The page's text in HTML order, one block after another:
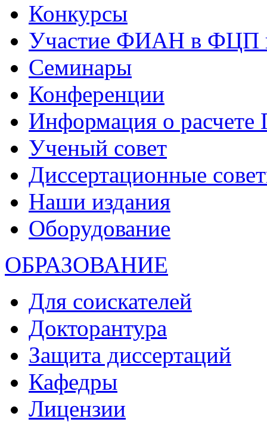
Конкурсы
Участие ФИАН в ФЦП
Семинары
Конференции
Информация о
Ученый совет
Диссертационные
Наши издания
Оборудование
ОБРАЗОВАНИЕ
Для соискателей
Докторантура
Защита диссертаций
Кафедры
Лицензии